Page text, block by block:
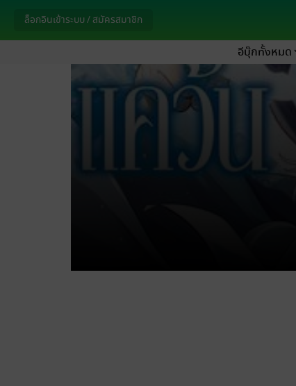
ล็อกอินเข้าระบบ / สมัครสมาชิก
อีบุ๊กทั้งหมด